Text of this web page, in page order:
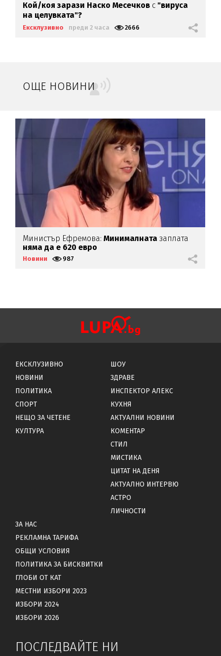
Кой/коя зарази Наско Месечков с "вируса
на целувката"?
Ексклузивно преди 2 часа 2666
ОЩЕ НОВИНИ
Министър Ефремова:Минималната заплата
няма да е 620 евро
Новини 987
ЕКСКЛУЗИВНО
НОВИНИ
ПОЛИТИКА
СПОРТ
НЕЩО ЗА ЧЕТЕНЕ
КУЛТУРА
ШОУ
ЗДРАВЕ
ИНСПЕКТОР АЛЕКС
КУХНЯ
АКТУАЛНИ НОВИНИ
КОМЕНТАР
СТИЛ
МИСТИКА
ЦИТАТ НА ДЕНЯ
АКТУАЛНО ИНТЕРВЮ
АСТРО
ЛИЧНОСТИ
ЗА НАС
РЕКЛАМНА ТАРИФА
ОБЩИ УСЛОВИЯ
ПОЛИТИКА ЗА БИСКВИТКИ
ГЛОБИ ОТ КАТ
МЕСТНИ ИЗБОРИ 2023
ИЗБОРИ 2024
ИЗБОРИ 2026
ПОСЛЕДВАЙТЕ НИ